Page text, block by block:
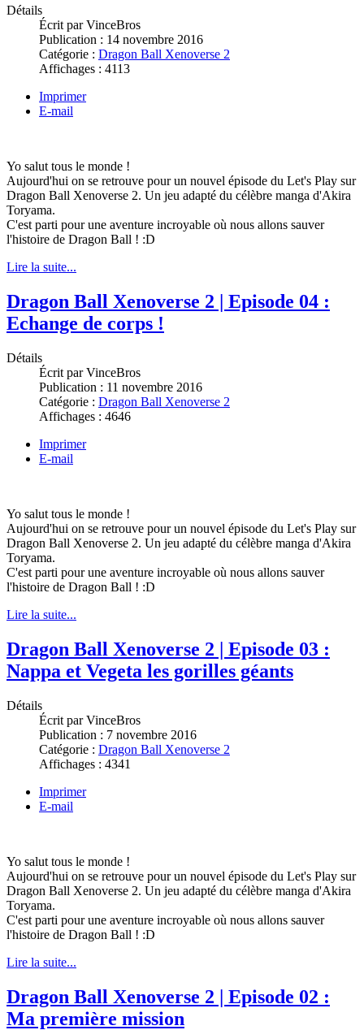
Détails
Écrit parVinceBros
Publication : 14 novembre 2016
Catégorie : Dragon Ball Xenoverse 2
Affichages : 4113
Imprimer
E-mail
Yo salut tous le monde !
Aujourd'hui on se retrouve pour un nouvel épisode du Let's Play sur
Dragon Ball Xenoverse 2. Un jeu adapté du célèbre manga d'Akira
Toryama.
C'est parti pour une aventure incroyable où nous allons sauver
l'histoire de Dragon Ball ! :D
Lire la suite...
Dragon Ball Xenoverse 2 | Episode 04 :
Echange de corps !
Détails
Écrit parVinceBros
Publication : 11 novembre 2016
Catégorie : Dragon Ball Xenoverse 2
Affichages : 4646
Imprimer
E-mail
Yo salut tous le monde !
Aujourd'hui on se retrouve pour un nouvel épisode du Let's Play sur
Dragon Ball Xenoverse 2. Un jeu adapté du célèbre manga d'Akira
Toryama.
C'est parti pour une aventure incroyable où nous allons sauver
l'histoire de Dragon Ball ! :D
Lire la suite...
Dragon Ball Xenoverse 2 | Episode 03 :
Nappa et Vegeta les gorilles géants
Détails
Écrit parVinceBros
Publication : 7 novembre 2016
Catégorie : Dragon Ball Xenoverse 2
Affichages : 4341
Imprimer
E-mail
Yo salut tous le monde !
Aujourd'hui on se retrouve pour un nouvel épisode du Let's Play sur
Dragon Ball Xenoverse 2. Un jeu adapté du célèbre manga d'Akira
Toryama.
C'est parti pour une aventure incroyable où nous allons sauver
l'histoire de Dragon Ball ! :D
Lire la suite...
Dragon Ball Xenoverse 2 | Episode 02 :
Ma première mission